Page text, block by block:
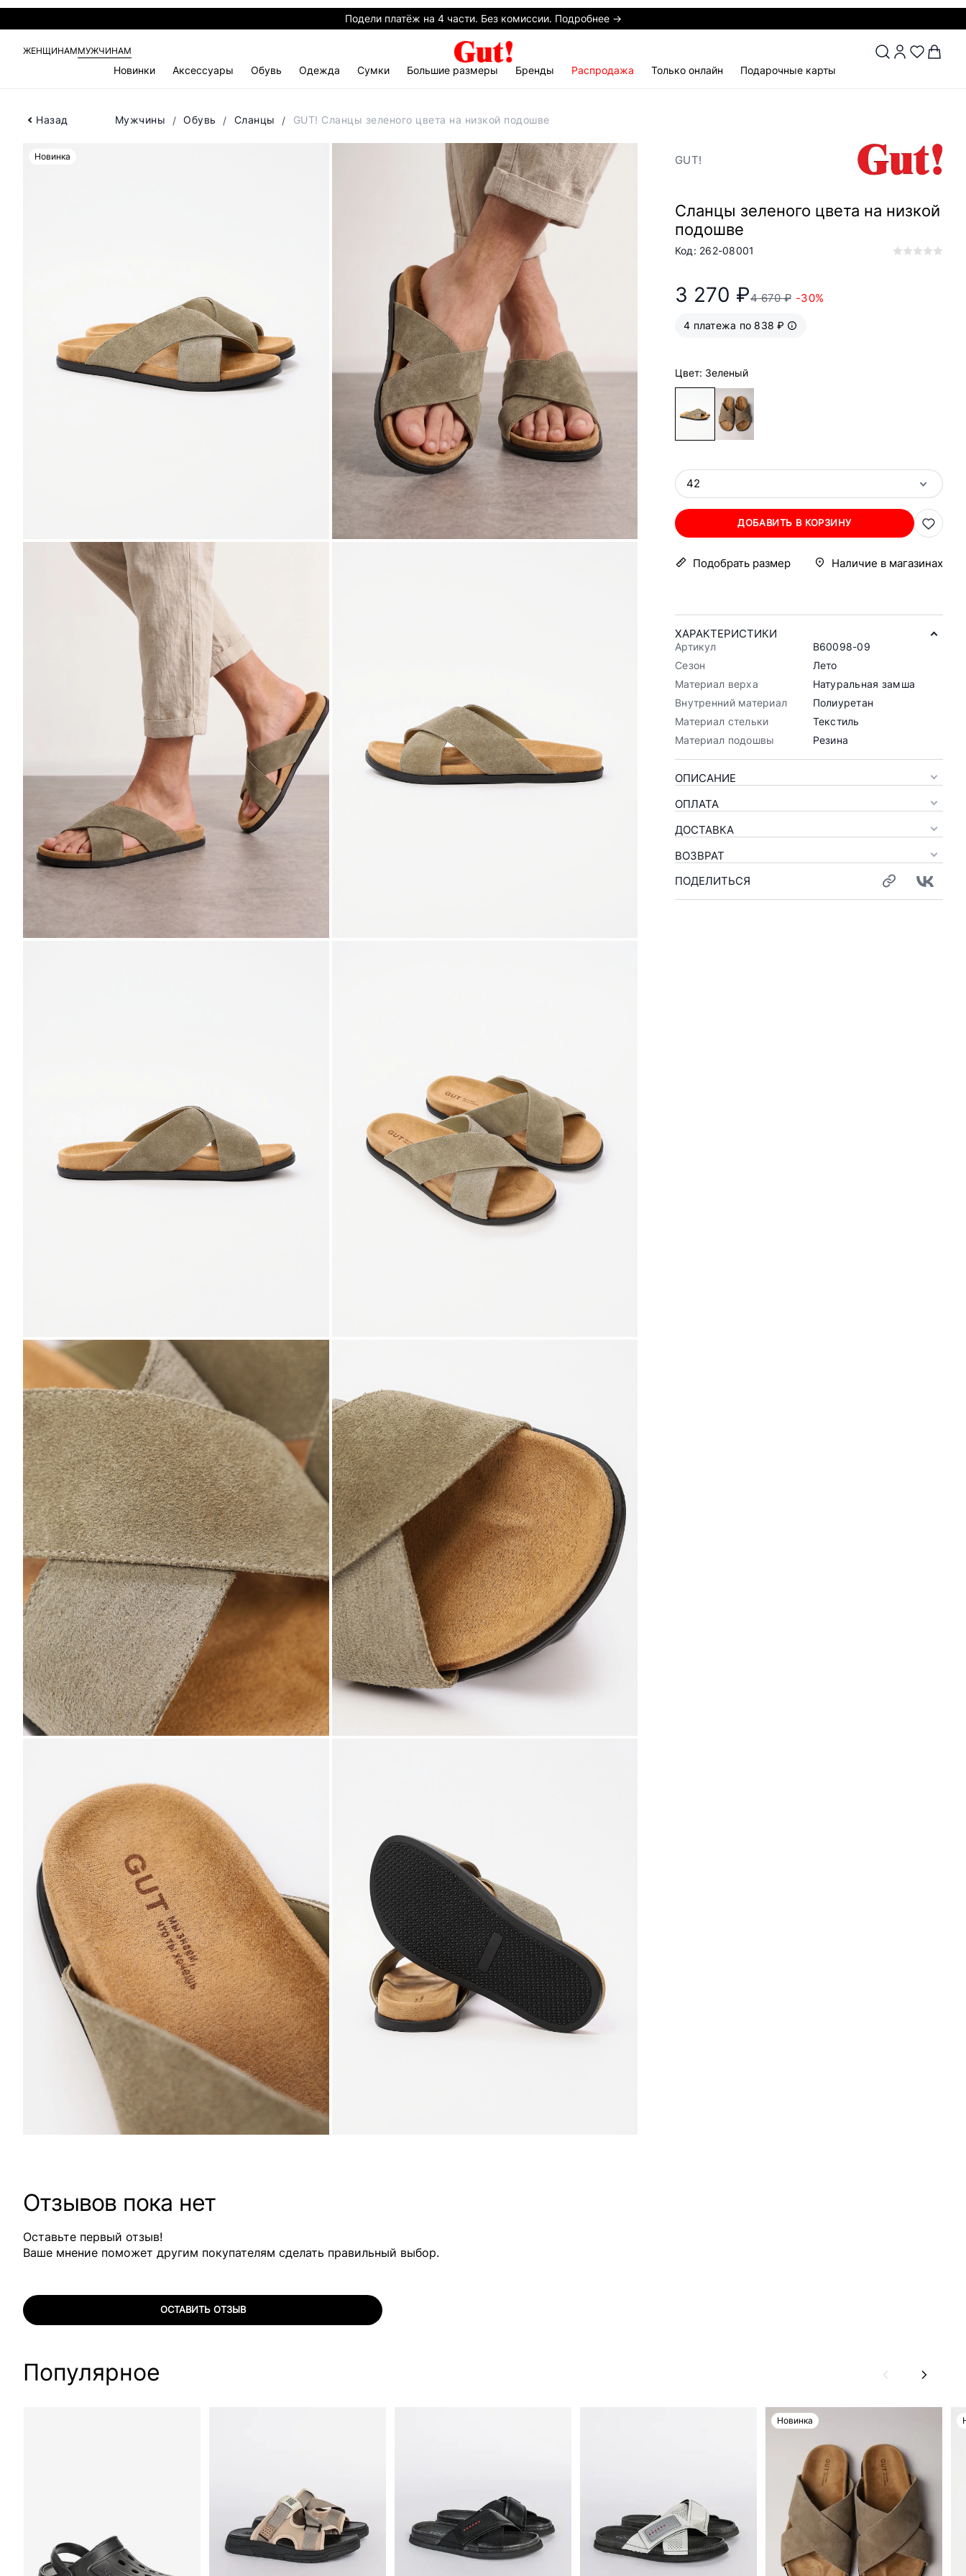
Подели платёж на 4 части. Без комиссии. Подробнее →
ЖЕНЩИНАММУЖЧИНАМ
Новинки Аксессуары Обувь Одежда Сумки Большие размеры Бренды Распродажа Только онлайн Подарочные карты
Назад Мужчины Обувь Сланцы GUT! Сланцы зеленого цвета на низкой подошве
Новинка GUT!
Сланцы зеленого цвета на низкой
подошве
Код: 262-08001
3 270 ₽4 670 ₽ -30%
4 платежа по 838 ₽
Цвет: Зеленый
42
ДОБАВИТЬ В КОРЗИНУ
Подобрать размер Наличие в магазинах
ХАРАКТЕРИСТИКИ
Артикул
B60098-09
Сезон
Лето
Материал верха
Натуральная замша
Внутренний материал
Полиуретан
Материал стельки
Текстиль
Материал подошвы
Резина
ОПИСАНИЕ
ОПЛАТА
ДОСТАВКА
ВОЗВРАТ
ПОДЕЛИТЬСЯ
Отзывов пока нет
Оставьте первый отзыв!
Ваше мнение поможет другим покупателям сделать правильный выбор.
ОСТАВИТЬ ОТЗЫВ
Популярное
Новинка